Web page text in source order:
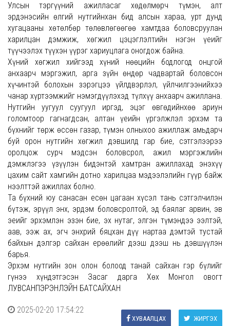
Улсын тэргүүний ажилласаг хөдөлмөрч түмэн, алт
эрдэнэсийн өлгий нутгийнхан бид алсын хараа, урт дунд
хугацааны хөтөлбөр төлөвлөгөөгөө хамтдаа боловсруулан
харилцан дэмжиж, хөгжил цэцэглэлтийн нэгэн үеийг
түүчээлэх түүхэн үүрэг хариуцлага оногдож байна.
Хүний хөгжил хийгээд хүний нөөцийн бодлогод онцгой
анхаарч мэргэжил, арга зүйн өндөр чадвартай боловсон
хүчинтэй болохын зэрэгцээ үйлдвэрлэл, үйлчилгээнийхээ
чанар хүртээмжийг нэмэгдүүлэхэд түлхүү анхаарч ажиллана.
Нутгийн уугуул суугуул иргэд, эцэг өвгөдийнхөө ариун
голомтоор гагнагдсан, алтан үеийн үргэлжлэл эрхэм та
бүхнийг төрж өссөн газар, түмэн олныхоо ажиллаж амьдарч
буй орон нутгийн хөгжил дэвшилд гар бие, сэтгэлээрээ
оролцож сурч мэдсэн боловсрол, ажил мэргэжлийн
дэмжлэгээ үзүүлэн бидэнтэй хамтран ажиллахад энэхүү
цахим сайт хамгийн дотно харилцаа мэдээлэлийн гүүр байж
нээлттэй ажиллах болно.
Та бүхний юу санасан есөн цагаан хүсэл тань сэтгэлчилэн
бүтэж, эрүүл энх, эрдэм боловсролтой, эд баялаг арвин, эв
эеийг эрхэмлэн эзэн бие, эх нутаг, элгэн түмэндээ ээлтэй,
аав, ээж ах, эгч энхрий бяцхан дүү нартаа дэмтэй тустай
байхын дэлгэр сайхан ерөөлийг дээш дээш нь дэвшүүлэн
барья.
Эрхэм нутгийн зон олон болоод танай сайхан гэр бүлийг
гүнээ хүндэтгэсэн Засаг дарга Хөх Монгол овогт
ЛУВСАНПЭРЭНЛЭЙН БАТСАЙХАН
2025-02-20 17:54:22
ЖИРГЭХ
ХУВААЛЦАХ